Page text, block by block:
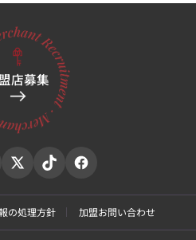
店募集
の処理方針 加盟お問い合わせ